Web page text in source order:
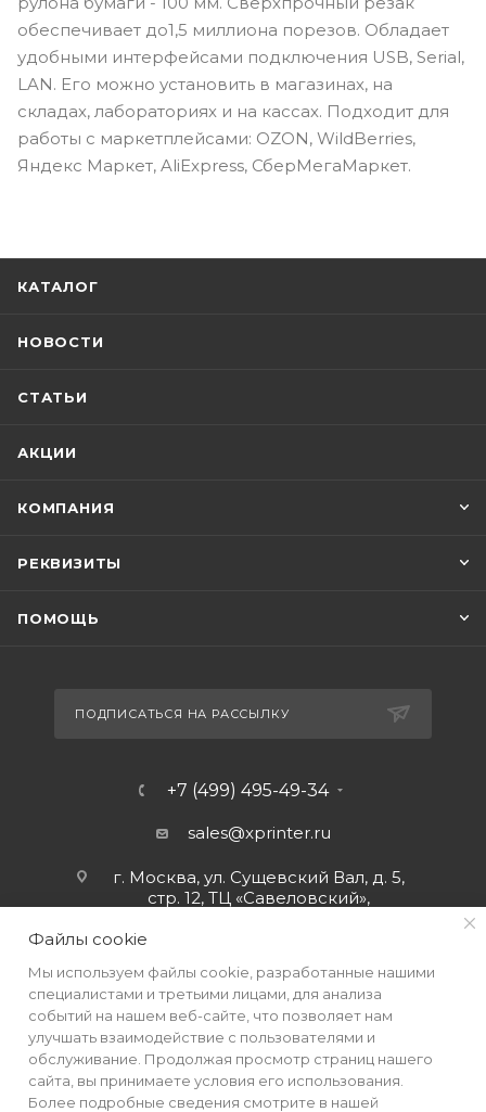
обеспечивает до1,5 миллиона порезов. Обладает
удобными интерфейсами подключения USB, Serial,
LAN. Его можно установить в магазинах, на
складах, лабораториях и на кассах. Подходит для
работы с маркетплейсами: OZON, WildBerries,
Яндекс Маркет, AliExpress, СберМегаМаркет.
КАТАЛОГ
НОВОСТИ
СТАТЬИ
АКЦИИ
КОМПАНИЯ
РЕКВИЗИТЫ
ПОМОЩЬ
ПОДПИСАТЬСЯ НА РАССЫЛКУ
+7 (499) 495-49-34
sales@xprinter.ru
г. Москва, ул. Сущевский Вал, д. 5,
стр. 12, ТЦ «Савеловский»,
Файлы cookie
Мы используем файлы cookie, разработанные нашими
специалистами и третьими лицами, для анализа
событий на нашем веб-сайте, что позволяет нам
улучшать взаимодействие с пользователями и
обслуживание. Продолжая просмотр страниц нашего
сайта, вы принимаете условия его использования.
Более подробные сведения смотрите в нашей